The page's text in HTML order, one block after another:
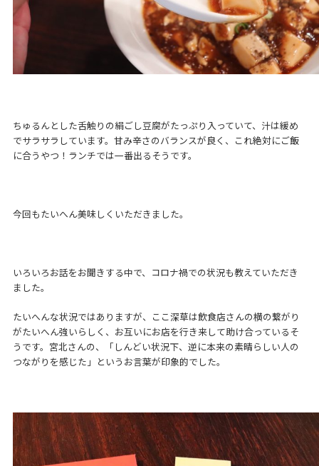
ちゅるんとした舌触りの絹ごし豆腐がたっぷり入っていて、汁は緩め
でサラサラしています。甘み辛さのバランスが良く、これ絶対にご飯
に合うやつ！ランチでは一番出るそうです。
今回もたいへん美味しくいただきました。
いろいろお話をお聞きする中で、コロナ禍での状況も教えていただき
ました。
たいへんな状況ではありますが、ここ深草は飲食店さんの横の繋がり
がたいへん強いらしく、お互いにお店を行き来して助け合っているそ
うです。宮北さんの、「しんどい状況下、逆に本来の素晴らしい人の
つながりを感じた」というお言葉が印象的でした。